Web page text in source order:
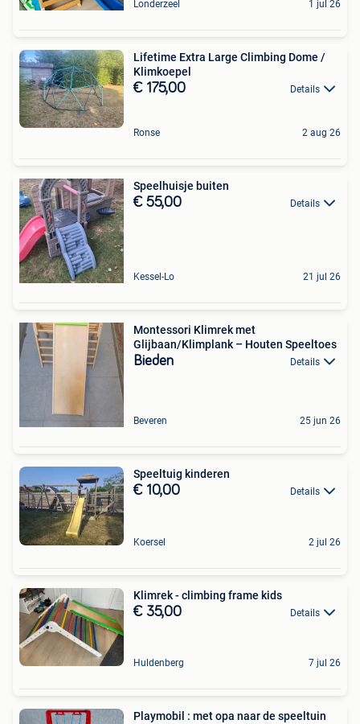
Londerzeel 1 jul 26
Lifetime Extra Large Climbing Dome /
Klimkoepel
€ 175,00 Details
Ronse 2 aug 26
Speelhuisje buiten
€ 55,00 Details
Kessel-Lo 21 jul 26
Montessori Klimrek met
Glijbaan/Klimplank – Houten Speeltoes
Bieden Details
Beveren 25 jun 26
Speeltuig kinderen
€ 10,00 Details
Koersel 2 jul 26
Klimrek - climbing frame kids
€ 35,00 Details
Huldenberg 7 jul 26
Playmobil : met opa naar de speeltuin